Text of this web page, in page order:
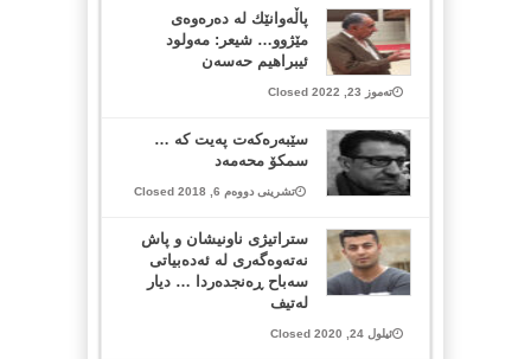
پاڵەوانێك لە دەرەوەی
مێژوو… شیعر: مەولود
ئیبراهیم حەسەن
تەموز 23, 2022 Closed
سێبه‌ره‌كه‌ت په‌یت كه‌ …
سمكۆ محه‌مه‌د
تشرینی دووەم 6, 2018 Closed
ستراتیژی ناونیشان و پاش
نەتەوەگەری لە ئەدەبیاتی
سەباح ڕەنجدەردا … دیار
لەتیف
ئیلول 24, 2020 Closed